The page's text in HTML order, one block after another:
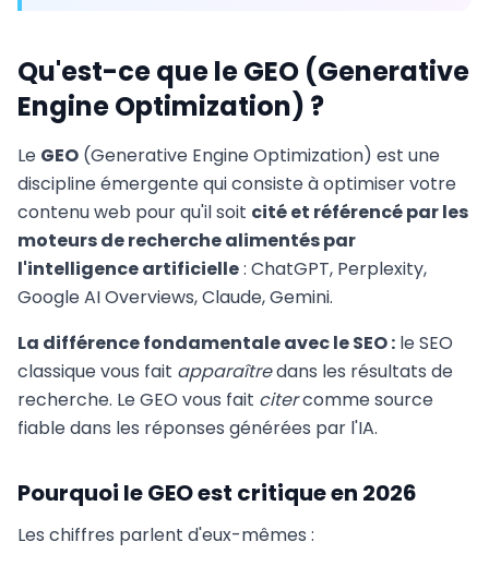
Qu'est-ce que le GEO (Generative
Engine Optimization) ?
Le GEO (Generative Engine Optimization) est une
discipline émergente qui consiste à optimiser votre
contenu web pour qu'il soit cité et référencé par les
moteurs de recherche alimentés par
l'intelligence artificielle: ChatGPT, Perplexity,
Google AI Overviews, Claude, Gemini.
La différence fondamentale avec le SEO : le SEO
classique vous fait apparaîtredans les résultats de
recherche. Le GEO vous fait citercomme source
fiable dans les réponses générées par l'IA.
Pourquoi le GEO est critique en 2026
Les chiffres parlent d'eux-mêmes :